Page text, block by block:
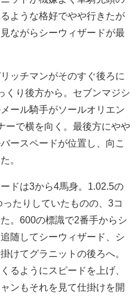
ような格好でやや行きたが
ながらシーウィザードが最
ッチマンがそのすぐ後ろに
くり後方から。セブンマジシ
ール騎手がソールオリエン
ーで横を向く。最後方にやや
ースペードが位置し、向こ
。
ドは3から4馬身。1.02.5の
たりしていたものの、3コ
。600の標識で2番手からシ
随してシーウィザード、シ
けてグラニットの後ろへ。
るようにスピードを上げ、
ンもそれを見て仕掛けを開